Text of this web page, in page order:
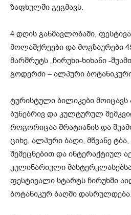
ზაფხულში გეგმავს.
4 დღის განმავლობაში,
მოლაშქრეები და მოგზაურები
მარშრუტს „ჩირუხი-ხიხანი -
გოდერძი – ალპური
ტურისტული ბილიკები
ბუნებრივ და კულტურულ
როგორიცაა შრატიანის და
ციხე, ალპური ბაღი, მწვანე ტბა,
შემეცნებით და ინტერაქტიულ
კულინარიული
ფესტივალი სტარტს ჩირუხში
ბოტანიკურ ბაღში დასრულდება.